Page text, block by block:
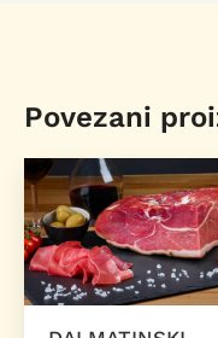
Povezani